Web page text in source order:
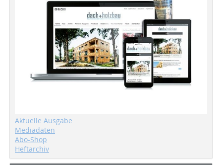
Aktuelle Ausgabe
Mediadaten
Abo-Shop
Heftarchiv